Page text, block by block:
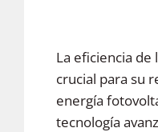
La eficiencia de
crucial para su
energía
tecnología